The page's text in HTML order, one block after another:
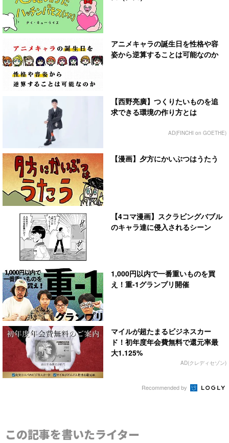
アニメキャラの誕生日を性格や容
姿から逆算することは可能なのか
【西野亮廣】つくりたいものを追
求できる環境の作り方とは
AD(FINCHI on GOETHE)
【漫画】夕方にかいぶつはうたう
【4コマ漫画】スクラビングバブル
のキャラ達に侵入されるシーン
1,000円以内で一番重いものを買
え！重-1グランプリ開催
マイルが超たまるビジネスカー
ド！初年度年会費無料で還元率最
大1.125%
AD(クレディセゾン)
Recommended by
この記事を書いたライター